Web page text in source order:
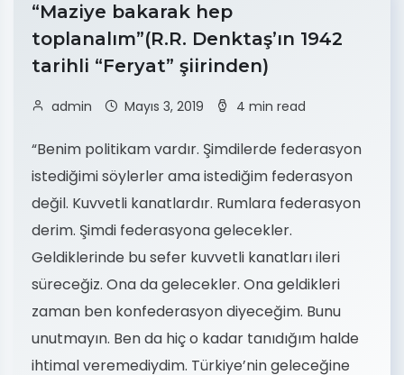
“Maziye bakarak hep
toplanalım”(R.R. Denktaş’ın 1942
tarihli “Feryat” şiirinden)
admin Mayıs 3, 2019 4 min read
“Benim politikam vardır. Şimdilerde federasyon
istediğimi söylerler ama istediğim federasyon
değil. Kuvvetli kanatlardır. Rumlara federasyon
derim. Şimdi federasyona gelecekler.
Geldiklerinde bu sefer kuvvetli kanatları ileri
süreceğiz. Ona da gelecekler. Ona geldikleri
zaman ben konfederasyon diyeceğim. Bunu
unutmayın. Ben da hiç o kadar tanıdığım halde
ihtimal veremediydim. Türkiye’nin geleceğine